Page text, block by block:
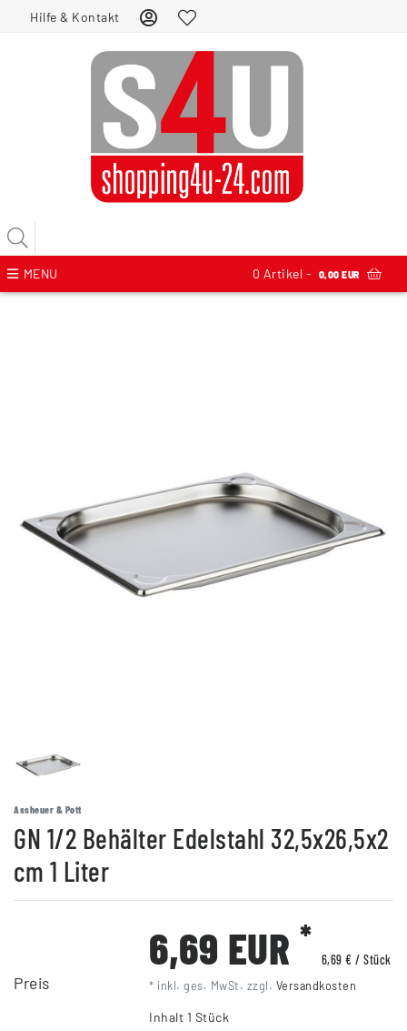
Hilfe & Kontakt
MENU 0 Artikel - 0,00 EUR
Assheuer & Pott
GN 1/2 Behälter Edelstahl 32,5x26,5x2
cm 1 Liter
Preis
6,69 EUR *
6,69 € / Stück
* inkl. ges. MwSt. zzgl. Versandkosten
Inhalt 1 Stück